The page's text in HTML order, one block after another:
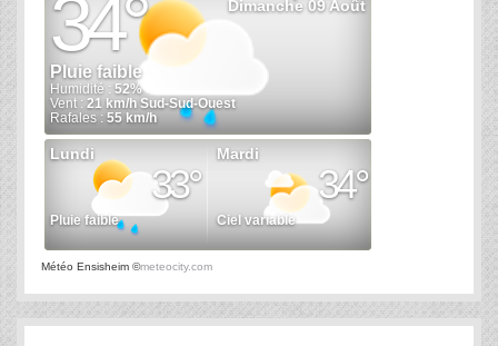
Météo Ensisheim ©meteocity.com